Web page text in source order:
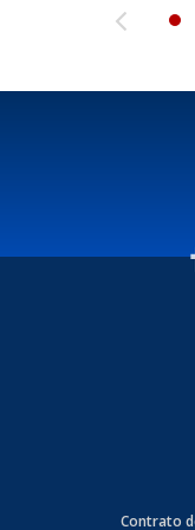
Contrato